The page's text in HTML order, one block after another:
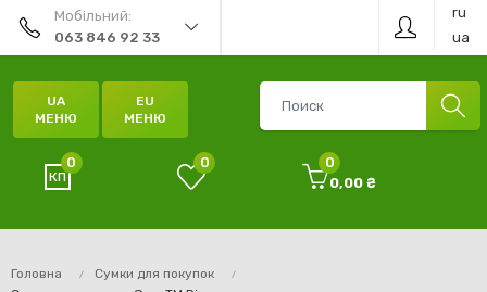
Мобільний:
063 846 92 33
ru
ua
UA
МЕНЮ
EU
МЕНЮ
0 0
0
0,00 ₴
Головна
Сумки для покупок